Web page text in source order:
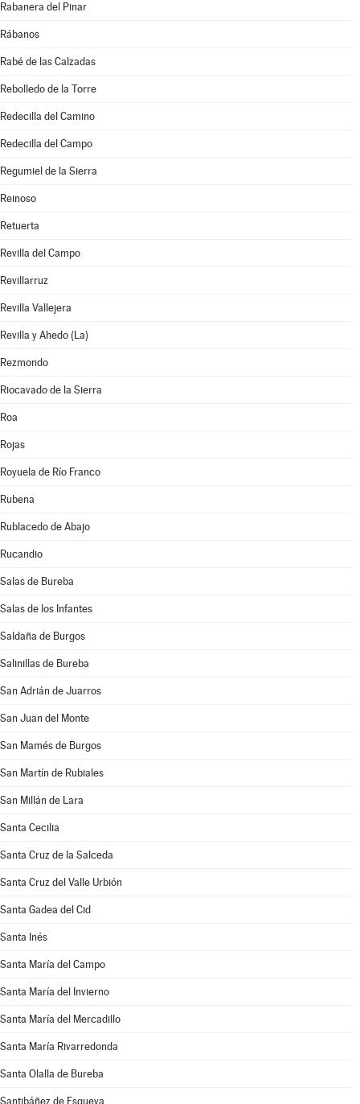
Rabanera del Pinar
Rábanos
Rabé de las Calzadas
Rebolledo de la Torre
Redecilla del Camino
Redecilla del Campo
Regumiel de la Sierra
Reinoso
Retuerta
Revilla del Campo
Revillarruz
Revilla Vallejera
Revilla y Ahedo (La)
Rezmondo
Riocavado de la Sierra
Roa
Rojas
Royuela de Río Franco
Rubena
Rublacedo de Abajo
Rucandio
Salas de Bureba
Salas de los Infantes
Saldaña de Burgos
Salinillas de Bureba
San Adrián de Juarros
San Juan del Monte
San Mamés de Burgos
San Martín de Rubiales
San Millán de Lara
Santa Cecilia
Santa Cruz de la Salceda
Santa Cruz del Valle Urbión
Santa Gadea del Cid
Santa Inés
Santa María del Campo
Santa María del Invierno
Santa María del Mercadillo
Santa María Rivarredonda
Santa Olalla de Bureba
Santibáñez de Esgueva